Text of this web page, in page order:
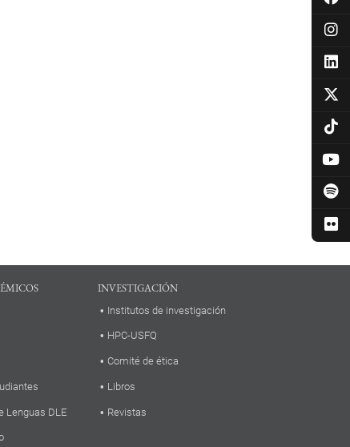
Lenguas DLE
INVESTIGACIÓN
Institutos de investigación
HPC-USFQ
Comité de ética
Libros
Revistas